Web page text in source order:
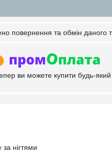
повернення та обмін даного
ви можете купити будь-
за нігтями